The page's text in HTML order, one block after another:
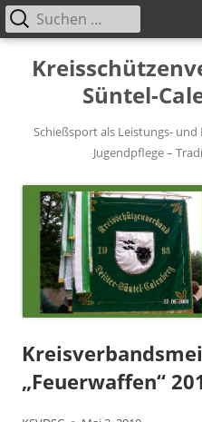
Süntel-
Schießsport als Leistungs-
Jugendpflege –
Primäres
Menü
Suchen
nach:
„Feuerwaffen“